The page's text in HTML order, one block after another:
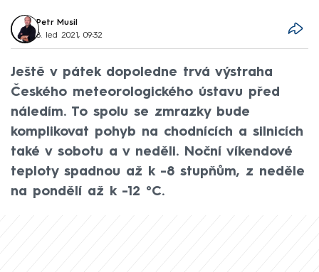
Petr Musil
8. led 2021, 09:32
Ještě v pátek dopoledne trvá výstraha
Českého meteorologického ústavu před
náledím. To spolu se zmrazky bude
komplikovat pohyb na chodnících a silnicích
také v sobotu a v neděli. Noční víkendové
teploty spadnou až k -8 stupňům, z neděle
na pondělí až k -12 °C.